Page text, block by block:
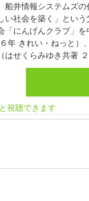
船井情報システムズ
い社会を築く」とい
「にんげんクラブ
年 きれい・ねっと
はせくらみゆき共著
視聴できます